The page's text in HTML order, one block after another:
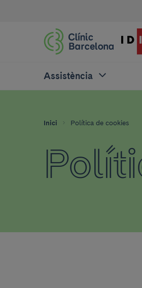
Assistència
Inici Política de cookies